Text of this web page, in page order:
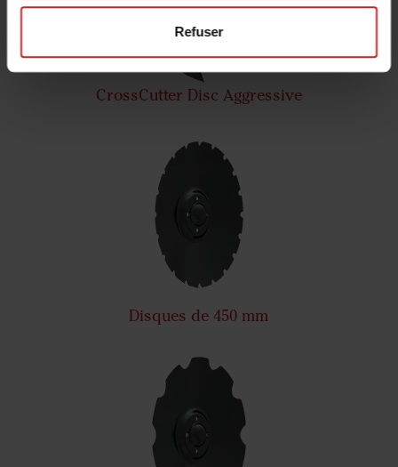
Refuser
CrossCutter Disc Aggressive
Disques de 450 mm